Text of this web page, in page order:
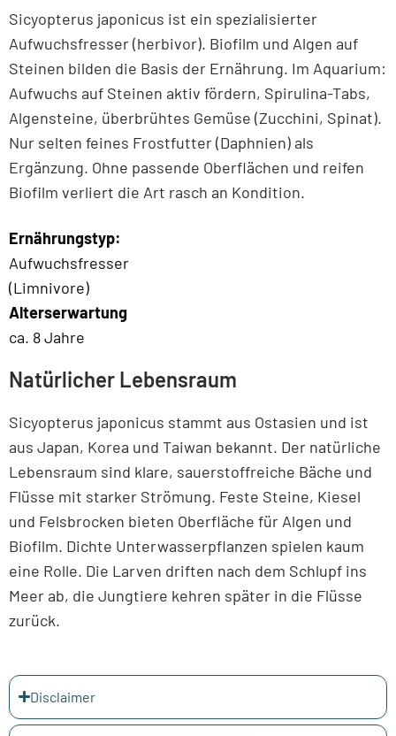
Sicyopterus japonicus ist ein spezialisierter
Aufwuchsfresser (herbivor). Biofilm und Algen auf
Steinen bilden die Basis der Ernährung. Im Aquarium:
Aufwuchs auf Steinen aktiv fördern, Spirulina-Tabs,
Algensteine, überbrühtes Gemüse (Zucchini, Spinat).
Nur selten feines Frostfutter (Daphnien) als
Ergänzung. Ohne passende Oberflächen und reifen
Biofilm verliert die Art rasch an Kondition.
Ernährungstyp:
Aufwuchsfresser
(Limnivore)
Alterserwartung
ca. 8 Jahre
Natürlicher Lebensraum
Sicyopterus japonicus stammt aus Ostasien und ist
aus Japan, Korea und Taiwan bekannt. Der natürliche
Lebensraum sind klare, sauerstoffreiche Bäche und
Flüsse mit starker Strömung. Feste Steine, Kiesel
und Felsbrocken bieten Oberfläche für Algen und
Biofilm. Dichte Unterwasserpflanzen spielen kaum
eine Rolle. Die Larven driften nach dem Schlupf ins
Meer ab, die Jungtiere kehren später in die Flüsse
zurück.
Disclaimer